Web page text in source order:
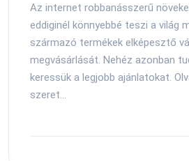
Az internet robbanásszerű
eddiginél könnyebbé teszi a világ
származó termékek elképesztő
megvásárlását. Nehéz azonban
keressük a legjobb ajánlatokat.
szeret...